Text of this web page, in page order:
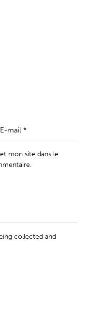
mon site dans le
collected and